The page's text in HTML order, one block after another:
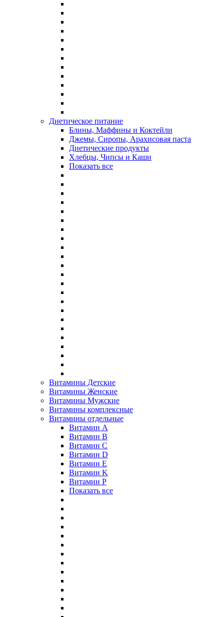
Диетическое питание
Блины, Маффины и Коктейли
Джемы, Сиропы, Арахисовая паста
Диетические продукты
Хлебцы, Чипсы и Каши
Показать все
Витамины Детские
Витамины Женские
Витамины Мужские
Витамины комплексные
Витамины отдельные
Витамин A
Витамин B
Витамин C
Витамин D
Витамин E
Витамин K
Витамин P
Показать все